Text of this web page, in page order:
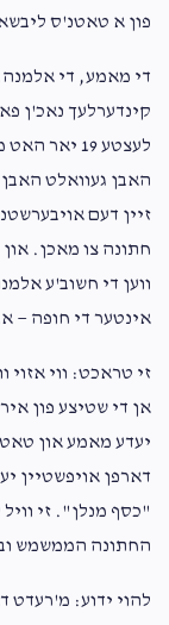
פון א טאטנ'ס
קינדערלעך נאכ'ן
לעצטע 19
האבן געוואלט
זיין דעם
חתונה צו מאכן.
ווען די חשוב'ע
אינטער די חופה —
זי טראכט: ווי אזוי
אן די שטיצע פון איר
יעדע מאמע און טאטע
דארפן אויפשטיין
"כסף מנלן". זי
החתונה הממשמש
להוי ידוע: מ'רעדט